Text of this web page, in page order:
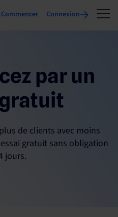
Commencer Connexion
par un
de clients avec moins
gratuit sans obligation
jours.